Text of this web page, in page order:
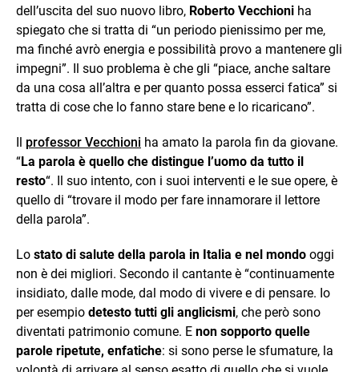
dell’uscita del suo nuovo libro, Roberto Vecchioni ha
spiegato che si tratta di “un periodo pienissimo per me,
ma finché avrò energia e possibilità provo a mantenere gli
impegni”. Il suo problema è che gli “piace, anche saltare
da una cosa all’altra e per quanto possa esserci fatica” si
tratta di cose che lo fanno stare bene e lo ricaricano”.
Il professor Vecchioni ha amato la parola fin da giovane.
“La parola è quello che distingue l’uomo da tutto il
resto“. Il suo intento, con i suoi interventi e le sue opere, è
quello di “trovare il modo per fare innamorare il lettore
della parola”.
Lo stato di salute della parola in Italia e nel mondo oggi
non è dei migliori. Secondo il cantante è “continuamente
insidiato, dalle mode, dal modo di vivere e di pensare. Io
per esempio detesto tutti gli anglicismi, che però sono
diventati patrimonio comune. E non sopporto quelle
parole ripetute, enfatiche: si sono perse le sfumature, la